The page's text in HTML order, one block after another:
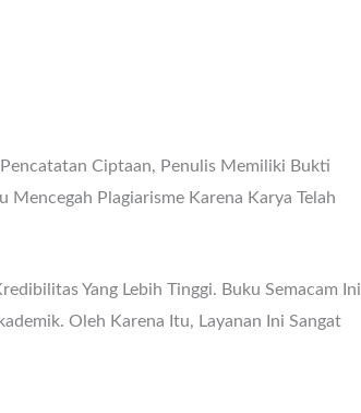
Ciptaan, Penulis Memiliki Bukti
Mencegah Plagiarisme Karena Karya Telah
Yang Lebih Tinggi. Buku Semacam Ini
Oleh Karena Itu, Layanan Ini Sangat